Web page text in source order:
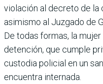
violación al decreto de la
asimismo al Juzgado de
De todas formas, la
detención, que cumple
custodia policial en un
encuentra internada.